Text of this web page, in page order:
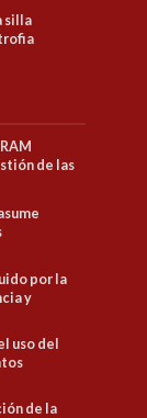
silla
de las
por la
y
uso del
de la